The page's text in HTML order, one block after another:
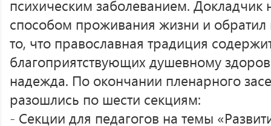
психическим заболеванием. Докладчик
способом проживания жизни и
то, что православная традиция
благоприятствующих душевному
надежда. По окончании пленарного
разошлись по шести секциям:
- Секции для педагогов на темы